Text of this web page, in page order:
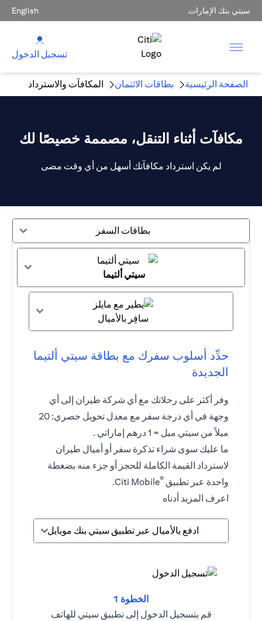
سيتي بنك الإمارات English
تسجيل الدخول
الصفحة الرئيسية بطاقات الائتمان المكافآت والاسترداد
مكافآت أثناء التنقل، مصممة خصيصًا لك
لم يكن استرداد مكافآتك أسهل من أي وقت مضى
بطاقات السفر
سيتي ألتيما
سافِر بالأميال
حدِّد أسلوب سفرك مع بطاقة سيتي ألتيما
الجديدة
وفر أكثر على رحلاتك مع أي شركة طيران إلى أي
وجهة في أي درجة سفر مع معدل تحويل حصري: 20
ميلاً من سيتي ميل = 1 درهم إماراتي .
ما عليك سوى شراء تذكرة سفر أو أميال طيران
لاسترداد القيمة الكاملة للحجز أو جزء منه بضغطة
واحدة عبر تطبيق ®
Citi Mobile.
اعرف المزيد أدناه
ادفع بالأميال عبر تطبيق سيتي بنك موبايل
الخطوة 1
قم بتسجيل الدخول إلى تطبيق سيتي للهاتف